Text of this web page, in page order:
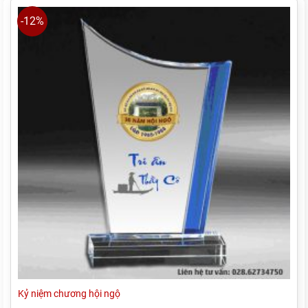
-12%
Kỷ niệm chương hội ngộ